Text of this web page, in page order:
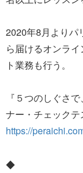
2020年8月よりパ
ら届けるオンラ
ト業務も行う。
『５つのしぐさ
ナー・チェックテ
https://
◆